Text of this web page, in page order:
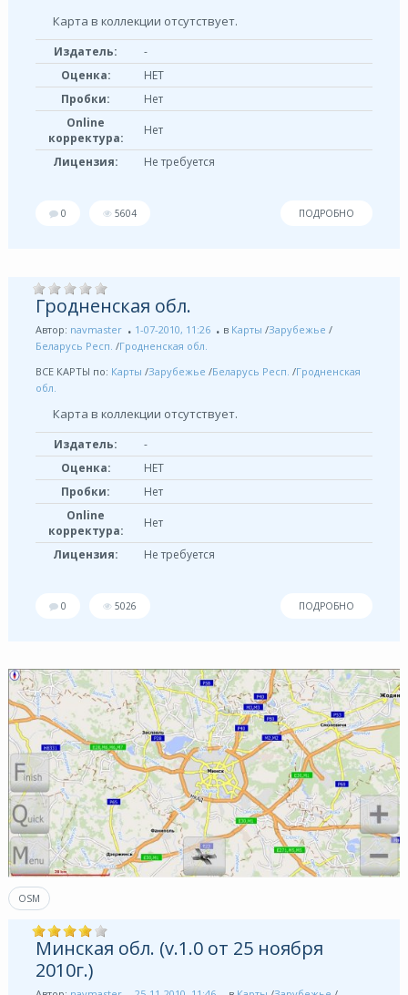
Карта в коллекции отсутствует.
Издатель:
-
Оценка:
НЕТ
Пробки:
Нет
Online
корректура:
Нет
Лицензия: Не требуется
0 5604 ПОДРОБНО
Гродненская обл.
Автор: navmaster 1-07-2010, 11:26 в Карты /Зарубежье /
Беларусь Респ. /Гродненская обл.
ВСЕ КАРТЫ по: Карты /Зарубежье /Беларусь Респ. /Гродненская
обл.
Карта в коллекции отсутствует.
Издатель:
-
Оценка:
НЕТ
Пробки:
Нет
Online
корректура:
Нет
Лицензия: Не требуется
0 5026 ПОДРОБНО
OSM
Минская обл. (v.1.0 от 25 ноября
2010г.)